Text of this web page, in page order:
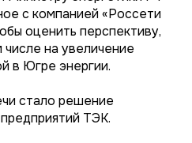
с компанией «Россети
оценить перспективу,
на увеличение
в Югре энергии.
стало решение
ТЭК.